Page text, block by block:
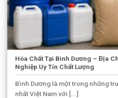
Hóa Chất Tại Bình Dương – Địa
Nghiệp Uy Tín Chất Lượng
Bình Dương là một trong những
nhất Việt Nam với [...]